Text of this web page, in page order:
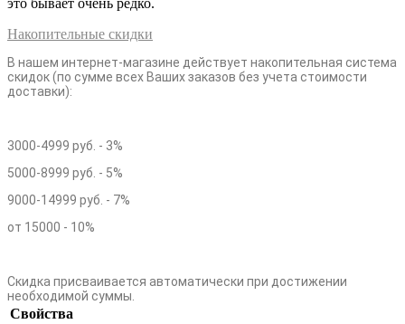
это бывает очень редко.
Накопительные скидки
В нашем интернет-магазине действует накопительная система
скидок (по сумме всех Ваших заказов без учета стоимости
доставки):
3000-4999 руб. - 3%
5000-8999 руб. - 5%
9000-14999 руб. - 7%
от 15000 - 10%
Скидка присваивается автоматически при достижении
необходимой суммы.
Свойства